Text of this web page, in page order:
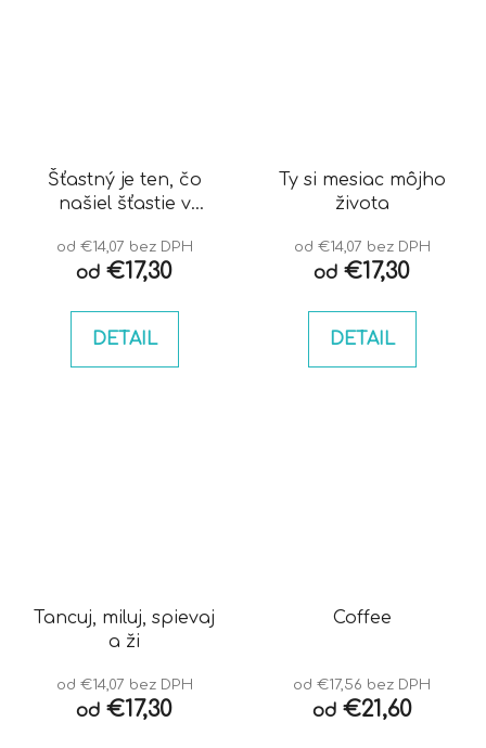
Šťastný je ten, čo
našiel šťastie v
od €14,07 bez DPH
od €17,30
DETAIL
Ty si mesiac môjho
života
od €14,07 bez DPH
od €17,30
DETAIL
Tancuj, miluj, spievaj
a ži
od €14,07 bez DPH
od €17,30
Coffee
od €17,56 bez DPH
od€21,60